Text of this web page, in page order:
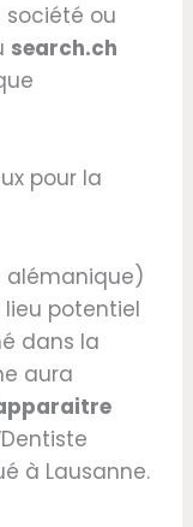
société ou
search.ch
pour la
alémanique)
potentiel
dans la
aura
à Lausanne.